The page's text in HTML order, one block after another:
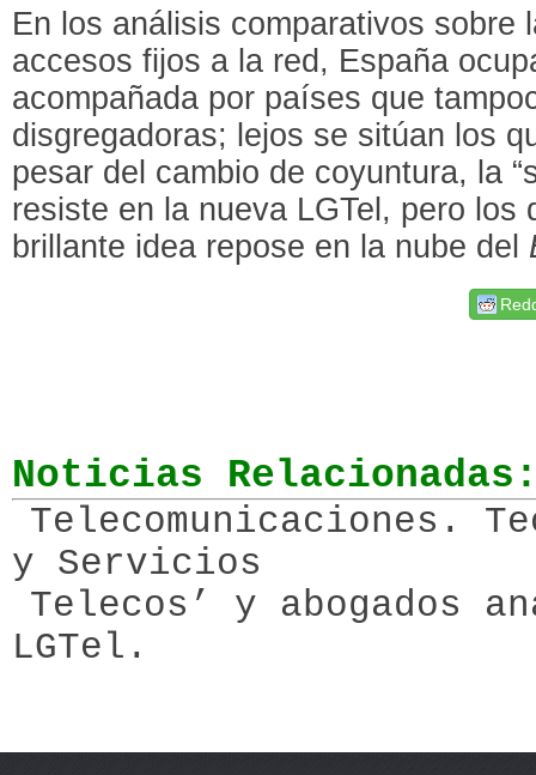
En los análisis comparativos sobre
accesos fijos a la red, España
acompañada por países que
disgregadoras; lejos se sitúan los
pesar del cambio de coyuntura, la
resiste en la nueva LGTel, pero los
brillante idea repose en la nube del
Noticias
Telecomunicaciones.
y Servicios
Telecos’ y abogados
LGTel.